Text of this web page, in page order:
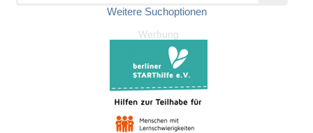
Weitere Suchoptionen
Werbung